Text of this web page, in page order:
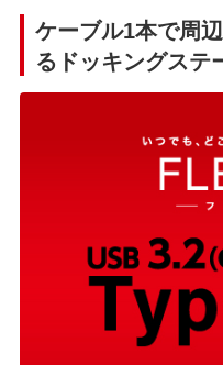
ケーブル1本で周
るドッキングステ